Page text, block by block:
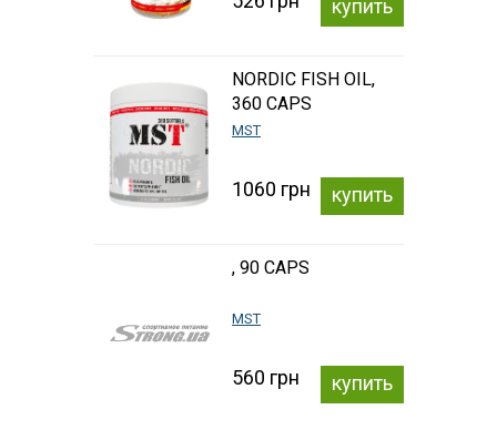
купить
NORDIC FISH OIL,
360 CAPS
MST
1060 грн купить
, 90 CAPS
MST
560 грн купить